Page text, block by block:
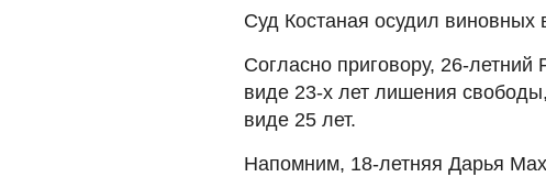
Суд Костаная осудил виновных
Согласно приговору, 26-
виде 23-х лет лишения
виде 25 лет.
Напомним, 18-летняя Дарья